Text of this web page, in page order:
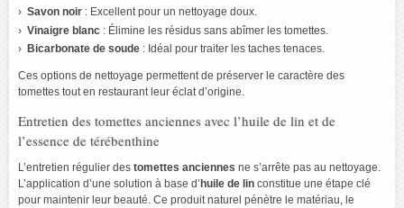
Savon noir: Excellent pour un nettoyage doux.
Vinaigre blanc: Élimine les résidus sans abîmer les tomettes.
Bicarbonate de soude: Idéal pour traiter les taches tenaces.
Ces options de nettoyage permettent de préserver le caractère des
tomettes tout en restaurant leur éclat d’origine.
Entretien des tomettes anciennes avec l’huile de lin et de
l’essence de térébenthine
L’entretien régulier des tomettes anciennes ne s’arrête pas au nettoyage.
L’application d’une solution à base d’ huile de lin constitue une étape clé
pour maintenir leur beauté. Ce produit naturel pénètre le matériau, le